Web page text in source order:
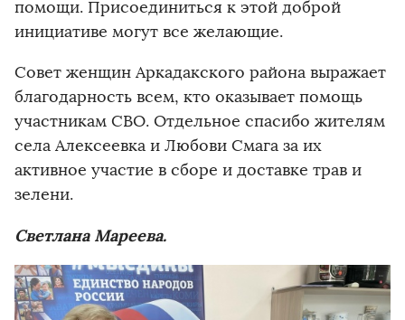
помощи. Присоединиться к этой доброй
инициативе могут все желающие.
Совет женщин Аркадакского района выражает
благодарность всем, кто оказывает помощь
участникам СВО. Отдельное спасибо жителям
села Алексеевка и Любови Смага за их
активное участие в сборе и доставке трав и
зелени.
Светлана Мареева.